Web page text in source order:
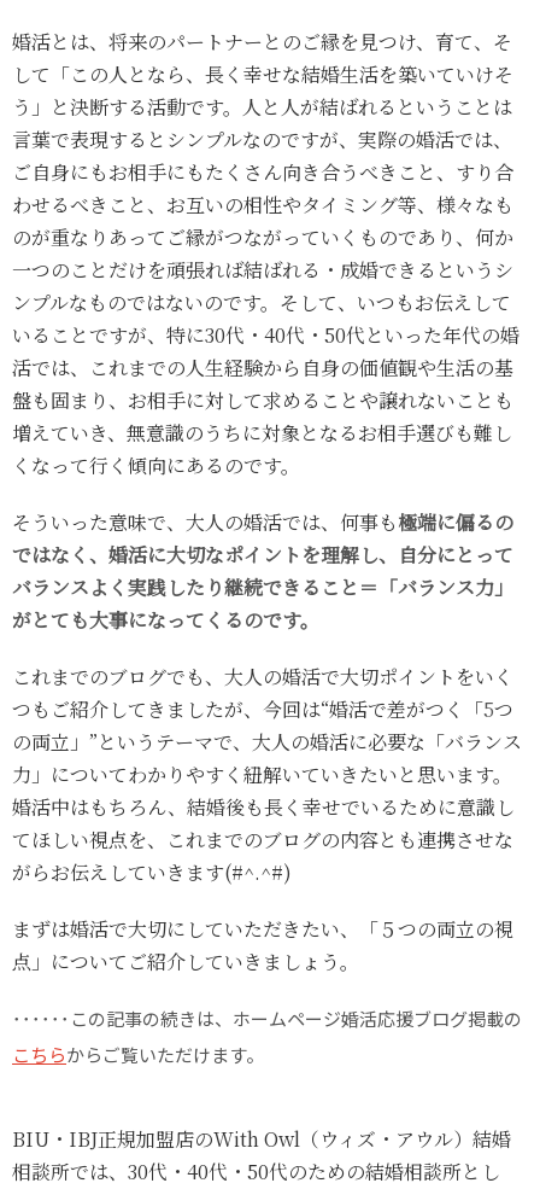
婚活とは、将来のパートナーとのご縁を見つけ、育て、そ
して「この人となら、長く幸せな結婚生活を築いていけそ
う」と決断する活動です。人と人が結ばれるということは
言葉で表現するとシンプルなのですが、実際の婚活では、
ご自身にもお相手にもたくさん向き合うべきこと、すり合
わせるべきこと、お互いの相性やタイミング等、様々なも
のが重なりあってご縁がつながっていくものであり、何か
一つのことだけを頑張れば結ばれる・成婚できるというシ
ンプルなものではないのです。そして、いつもお伝えして
いることですが、特に30代・40代・50代といった年代の婚
活では、これまでの人生経験から自身の価値観や生活の基
盤も固まり、お相手に対して求めることや譲れないことも
増えていき、無意識のうちに対象となるお相手選びも難し
くなって行く傾向にあるのです。
そういった意味で、大人の婚活では、何事も極端に偏るの
ではなく、婚活に大切なポイントを理解し、自分にとって
バランスよく実践したり継続できること＝「バランス力」
がとても大事になってくるのです。
これまでのブログでも、大人の婚活で大切ポイントをいく
つもご紹介してきましたが、今回は“婚活で差がつく「5つ
の両立」”というテーマで、大人の婚活に必要な「バランス
力」についてわかりやすく紐解いていきたいと思います。
婚活中はもちろん、結婚後も長く幸せでいるために意識し
てほしい視点を、これまでのブログの内容とも連携させな
がらお伝えしていきます(#^.^#)
まずは婚活で大切にしていただきたい、「５つの両立の視
点」についてご紹介していきましょう。
･･････この記事の続きは、ホームページ婚活応援ブログ掲載の
こちらからご覧いただけます。
BIU・IBJ正規加盟店のWith Owl（ウィズ・アウル）結婚
相談所では、30代・40代・50代のための結婚相談所とし